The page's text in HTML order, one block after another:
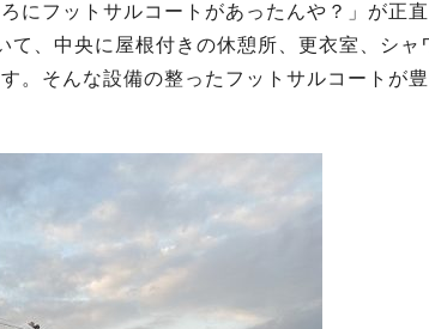
にフットサルコートがあったんや？」が正
、中央に屋根付きの休憩所、更衣室、シャ
。そんな設備の整ったフットサルコートが